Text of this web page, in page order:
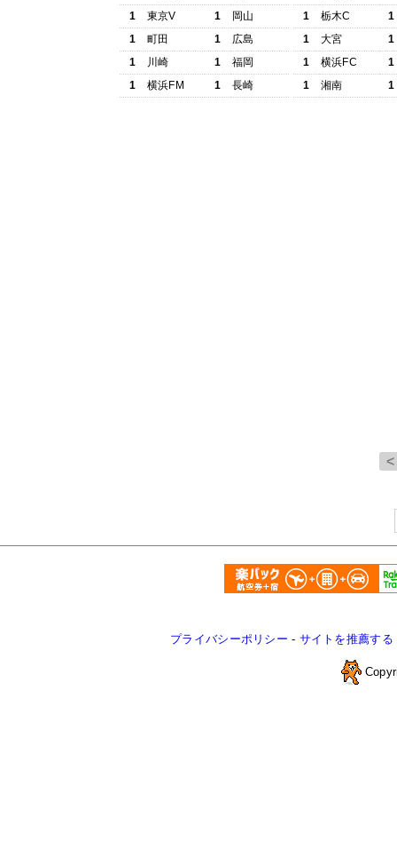
1
東京V 1
岡山
1
町田 1
広島
1
川崎 1
福岡
1
横浜FM 1 長崎
1
栃木C
1
1
大宮
1
1
横浜FC
1
1
湘南 1
プライバシーポリシー - サイトを推薦する